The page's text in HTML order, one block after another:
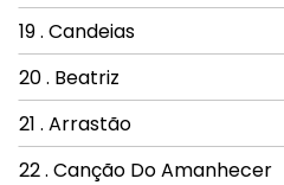
19 . Candeias
20 . Beatriz
21 . Arrastão
22 . Canção Do Amanhecer